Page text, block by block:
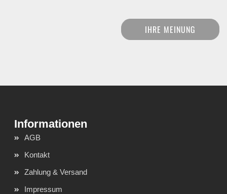
IHRE MEINUNG
AGB
Kontakt
Zahlung & Versand
Impressum